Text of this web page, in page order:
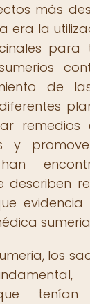
más
era la
para
de
remedios
y
describen
evidencia
los
que